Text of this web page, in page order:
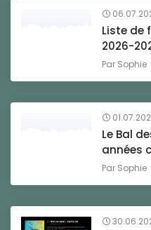
Liste de
2026-
Par Sophie
Le Bal
années
Par Sophie